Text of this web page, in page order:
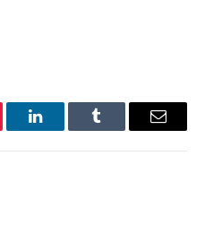
LinkedInTumblr Email